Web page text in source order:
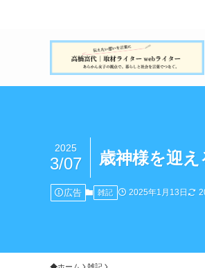
歳神様を迎
2025
3/07
広告 雑記 2025年1月13日